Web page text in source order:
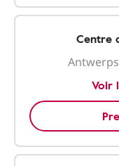
Centre
Voir